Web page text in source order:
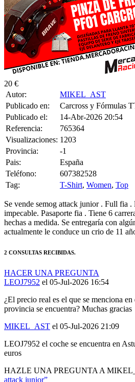
20 €
Autor:
Publicado en:
Carcross y Fórmulas
Publicado el:
14-Abr-2026 20:54
Referencia:
765364
Visualizaciones:
1203
Provincia:
-1
Pais:
España
Teléfono:
607382528
Tag:
T-Shirt,Women
Se vende semog attack junior . Full fia .
impecable. Pasaporte fia . Tiene 6
hechas a medida. Se entregaría con
actualmente le conduce un crio de 11
LEOJ7952 el 05-Jul-2026 16:54
¿El precio real es el que se menciona en
provincia se encuentra? Muchas gracias
MIKEL_AST el 05-Jul-2026 21:09
LEOJ7952 el coche se encuentra en
euros
HAZLE UNA PREGUNTA A
attack junior”